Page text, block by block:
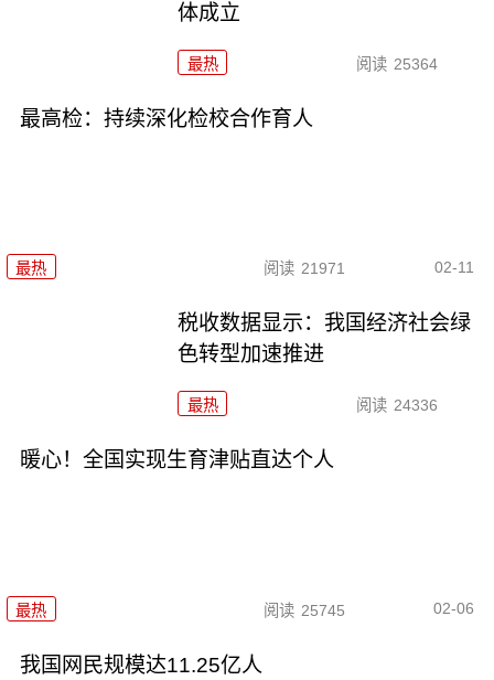
体成立
最热 阅读 25364
最高检：持续深化检校合作育人
最热 阅读 21971 02-11
税收数据显示：我国经济社会绿
色转型加速推进
最热 阅读 24336
暖心！全国实现生育津贴直达个人
最热 阅读 25745 02-06
我国网民规模达11.25亿人